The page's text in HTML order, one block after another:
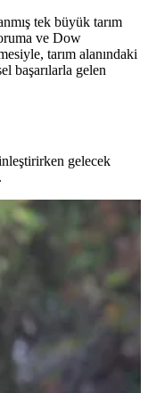
tek büyük tarım
ve Dow
tarım alanındaki
başarılarla gelen
gelecek